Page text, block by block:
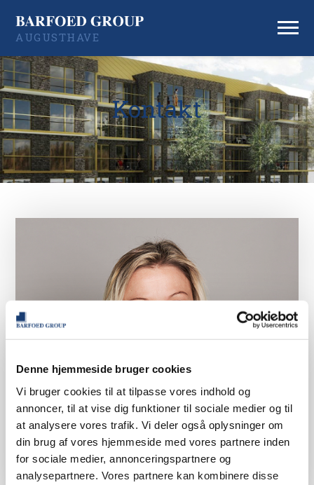
Denne hjemmeside bruger cookies
Vi bruger cookies til at tilpasse vores indhold og
annoncer, til at vise dig funktioner til sociale medier og til
at analysere vores trafik. Vi deler også oplysninger om
din brug af vores hjemmeside med vores partnere inden
for sociale medier, annonceringspartnere og
analysepartnere. Vores partnere kan kombinere disse
AUGUSTHAVE
Kontakt